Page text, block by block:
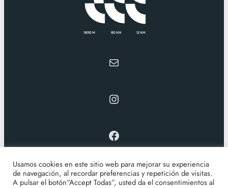
triatlonpalmaces@gmail.com
Instagram
Facebook
Información Inscripciones Clasificaciones
Travesía
Trail del Picozo FotosAcerca deContacto
Buscar
Usamos cookies en este sitio web para mejorar su experiencia
de navegación, al recordar preferencias y repetición de visitas.
A pulsar el botón“Accept Todas”, usted da el consentimientos al